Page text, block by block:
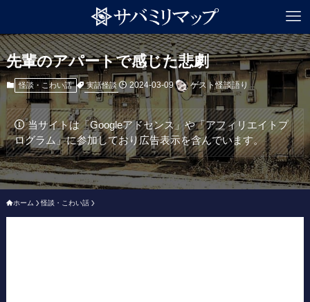
先輩のアパートで感じた悲劇
怪談・こわい話 実話怪談 2024-03-09 ゲスト怪談語り
当サイトは「Googleアドセンス」や「アフィリエイトプ
ログラム」に参加しており広告表示を含んでいます。
ホーム 怪談・こわい話